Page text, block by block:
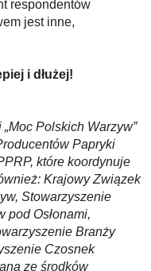
respondentów
jest inne,
i dłużej!
Polskich Warzyw”
Papryki
które koordynuje
Krajowy Związek
Stowarzyszenie
pod Osłonami,
Branży
Czosnek
ze środków